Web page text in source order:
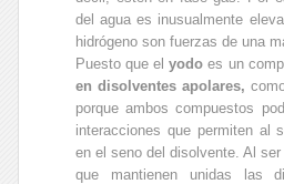
del agua es inusualmente
hidrógeno son fuerzas de una
Puesto que elyodo es un
en disolventes apolares,
porque ambos compuestos
interacciones que permiten al
en el seno del disolvente. Al
que mantienen unidas las